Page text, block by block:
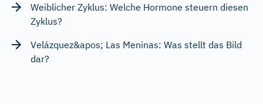
Weiblicher Zyklus: Welche Hormone steuern diesen
Zyklus?
Velázquez&apos; Las Meninas: Was stellt das Bild
dar?